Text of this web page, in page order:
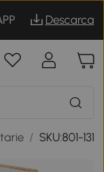
Descarca
/ SKU:801-131